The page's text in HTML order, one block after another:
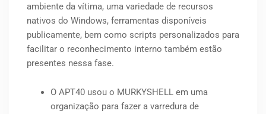
ambiente da vítima, uma variedade de recursos
nativos do Windows, ferramentas disponíveis
publicamente, bem como scripts personalizados para
facilitar o reconhecimento interno também estão
presentes nessa fase.
O APT40 usou o MURKYSHELL em uma
organização para fazer a varredura de